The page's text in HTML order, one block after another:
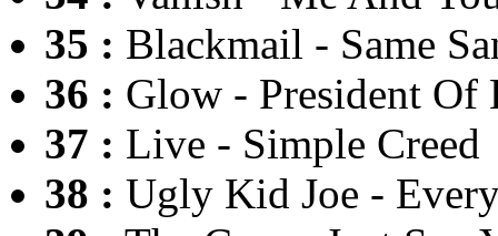
35 : Blackmail - Same
36 : Glow - President Of
37 : Live - Simple Creed
38 : Ugly Kid Joe -